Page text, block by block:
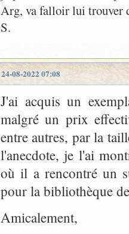
Arg, va falloir lui trouver
S.
24-08-2022 07:08
J'ai acquis un
malgré un prix
entre autres, par la
l'anecdote, je l'ai
où il a rencontré un
pour la bibliothèque
Amicalement,